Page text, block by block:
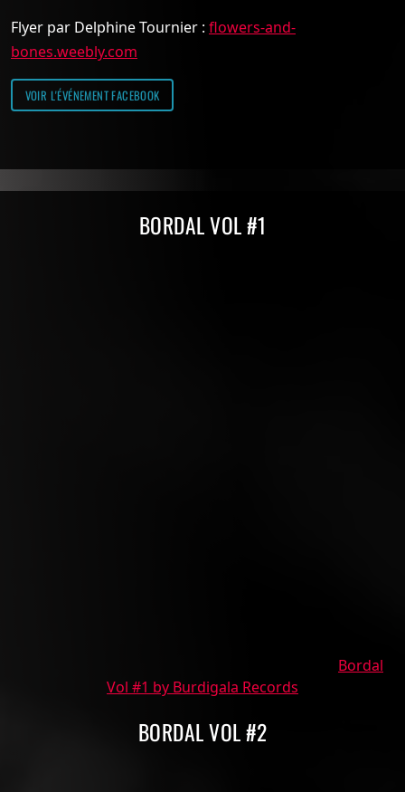
Flyer par Delphine Tournier : flowers-and-
bones.weebly.com
VOIR L'ÉVÉNEMENT FACEBOOK
BORDAL VOL #1
Bordal
Vol #1 by Burdigala Records
BORDAL VOL #2